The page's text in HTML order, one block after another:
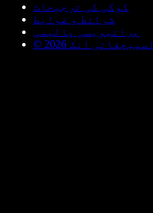
کوکی کی ترجیحات
شرائط و ضوابط
پرائیویسی پالیسی
© اسپیچفائی انک 2026